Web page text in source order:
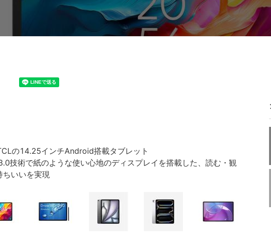
の14.25インチAndroid搭載タブレット
技術で紙のような使い心地のディスプレイを搭載した、読む・観
ちいいを実現